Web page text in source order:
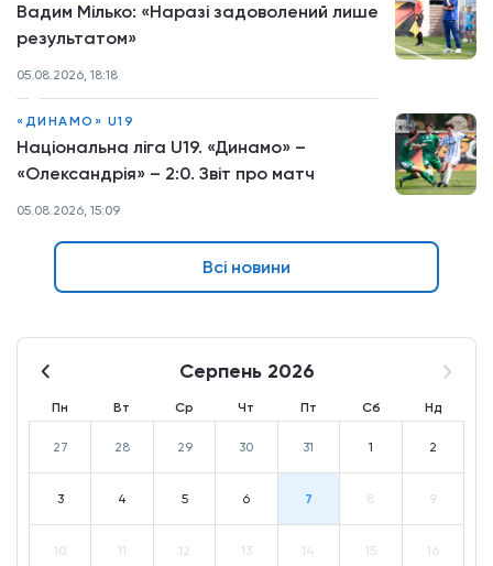
Вадим Мілько: «Наразі задоволений лише
результатом»
05.08.2026, 18:18
«ДИНАМО» U19
Національна ліга U19. «Динамо» –
«Олександрія» – 2:0. Звіт про матч
05.08.2026, 15:09
Всі новини
Серпень 2026
Пн Вт Ср Чт Пт Сб Нд
27 28 29 30 31 1 2
3 4 5 6 7 8 9
10 11 12 13 14 15 16